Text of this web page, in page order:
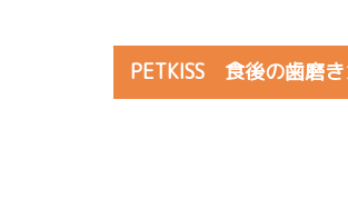
PETKISS 食後の歯磨